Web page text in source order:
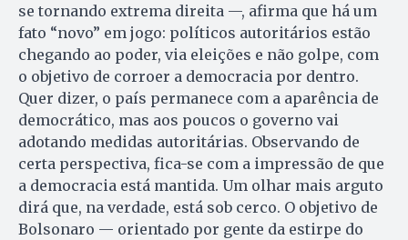
se tornando extrema direita —, afirma que há um
fato “novo” em jogo: políticos autoritários estão
chegando ao poder, via eleições e não golpe, com
o objetivo de corroer a democracia por dentro.
Quer dizer, o país permanece com a aparência de
democrático, mas aos poucos o governo vai
adotando medidas autoritárias. Observando de
certa perspectiva, fica-se com a impressão de que
a democracia está mantida. Um olhar mais arguto
dirá que, na verdade, está sob cerco. O objetivo de
Bolsonaro — orientado por gente da estirpe do